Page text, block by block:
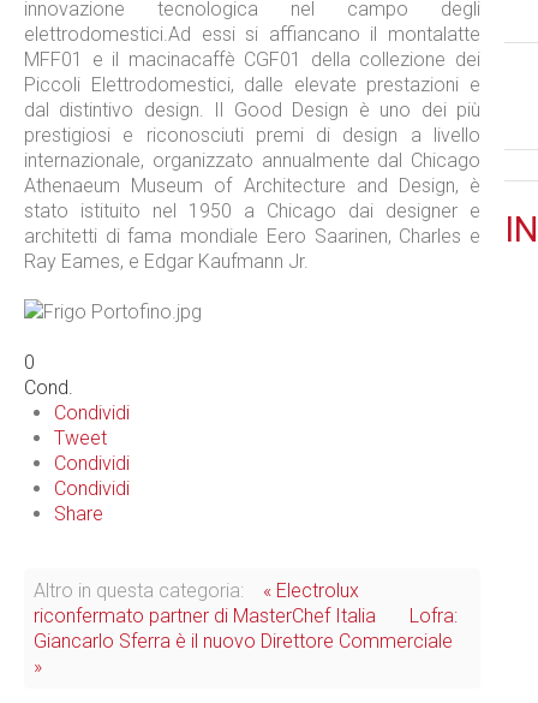
innovazione tecnologica nel campo degli
elettrodomestici.Ad essi si affiancano il montalatte
MFF01 e il macinacaffè CGF01 della collezione dei
Piccoli Elettrodomestici, dalle elevate prestazioni e
dal distintivo design. Il Good Design è uno dei più
prestigiosi e riconosciuti premi di design a livello
internazionale, organizzato annualmente dal Chicago
Athenaeum Museum of Architecture and Design, è
stato istituito nel 1950 a Chicago dai designer e
architetti di fama mondiale Eero Saarinen, Charles e
Ray Eames, e Edgar Kaufmann Jr.
0
Cond.
Condividi
Tweet
Condividi
Condividi
Share
Altro in questa categoria:
« Electrolux
riconfermato partner di MasterChef Italia
Lofra:
Giancarlo Sferra è il nuovo Direttore Commerciale
»
IN